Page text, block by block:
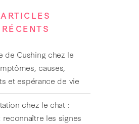
ARTICLES
RÉCENTS
de Cushing chez le
causes,
et espérance de vie
chez le chat :
les signes